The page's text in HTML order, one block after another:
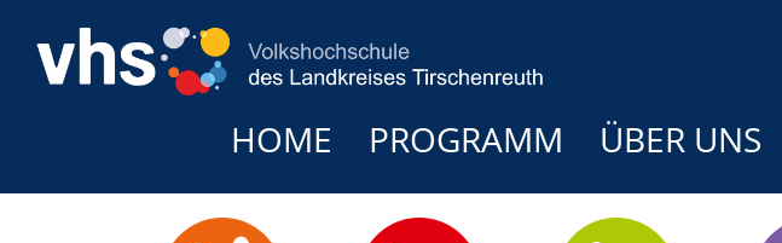
HOME PROGRAMM ÜBER UNS